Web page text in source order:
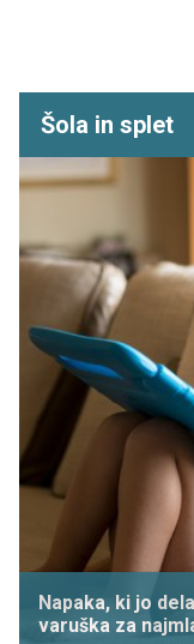
Šola in splet
Napaka, ki jo
varuška za